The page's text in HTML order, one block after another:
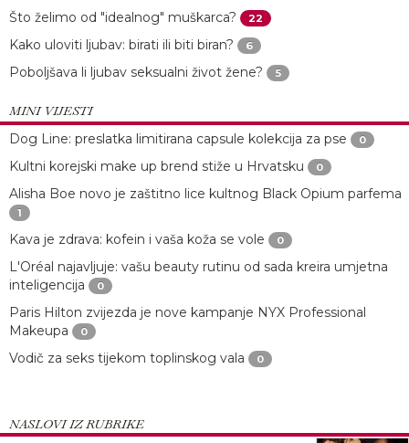
Što želimo od "idealnog" muškarca? 22
Kako uloviti ljubav: birati ili biti biran? 6
Poboljšava li ljubav seksualni život žene? 5
MINI VIJESTI
Dog Line: preslatka limitirana capsule kolekcija za pse
0
Kultni korejski make up brend stiže u Hrvatsku 0
Alisha Boe novo je zaštitno lice kultnog Black Opium parfema
1
Kava je zdrava: kofein i vaša koža se vole 0
L'Oréal najavljuje: vašu beauty rutinu od sada kreira umjetna
inteligencija
0
Paris Hilton zvijezda je nove kampanje NYX Professional
Makeupa
0
Vodič za seks tijekom toplinskog vala 0
NASLOVI IZ RUBRIKE